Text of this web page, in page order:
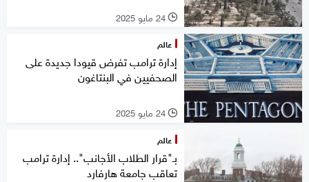
l 24 مايو 2025
عالم
إدارة ترامب تفرض قيودا جديدة على
الصحفيين في البنتاغون
l 24 مايو 2025
عالم
بـ"قرار الطلاب الأجانب".. إدارة ترامب
تعاقب جامعة هارفارد